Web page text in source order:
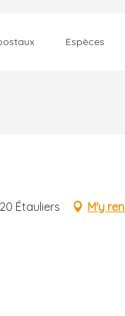
Espèces
Étauliers M'y